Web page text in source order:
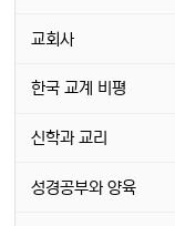
교회사
한국 교계 비평
신학과 교리
성경공부와 양육